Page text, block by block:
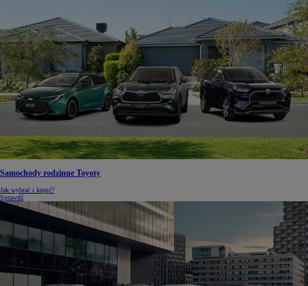
Samochody rodzinne Toyoty
Jak wybrać i kupić?
Sprawdź